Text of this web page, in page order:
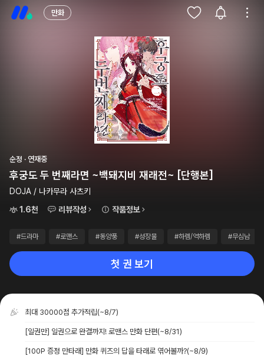
만화
순정 · 연재중
후궁도 두 번째라면 ~백돼지비 재래전~ [단행본]
DOJA / 나카무라 사츠키
1.6천
리뷰작성 작품정보
#드라마 #로맨스 #동양풍 #성장물 #하렘/역하렘 #무심남
첫 권 보기
최대 30000점 추가적립(~8/7)
[일권만] 일권으로 완결까지! 로맨스 만화 단편(~8/31)
[100P 증정 만타래] 만화 퀴즈의 답을 타래로 엮어볼까?(~8/9)